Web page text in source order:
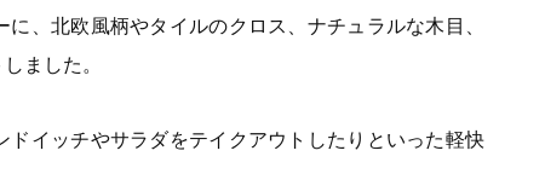
、北欧風柄やタイルのクロス、ナチュラルな木目、
ました。
ドイッチやサラダをテイクアウトしたりといった軽快